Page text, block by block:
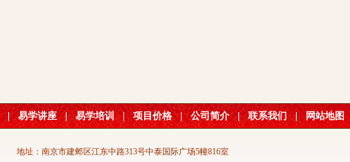
| 易学讲座 | 易学培训 | 项目价格 | 公司简介 | 联系我们 | 网站地图
地址：南京市建邺区江东中路313号中泰国际广场5幢816室